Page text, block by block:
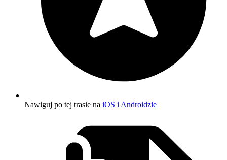
Nawiguj po tej trasie na iOS i Androidzie